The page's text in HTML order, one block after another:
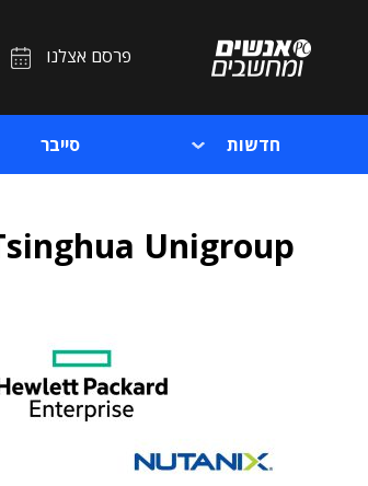
פרסם אצלנו
חדשות סייבר
Unigroup